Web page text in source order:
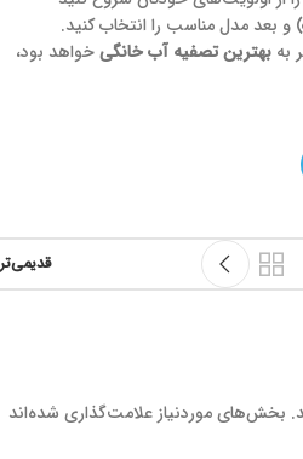
مدل مناسب را انتخاب کنید.
به بهترین تصفیه آب خانگیخواهد بود،
قدیمی‌تر
بخش‌های موردنیاز علامت‌گذاری شده‌اند